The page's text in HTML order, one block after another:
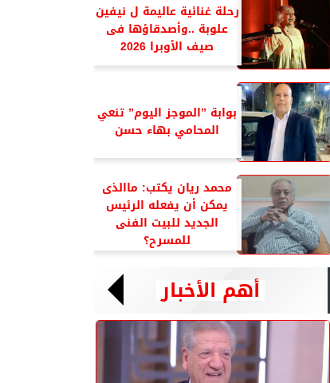
رحلة غنائية عاليمة ل نيفين
علوبة ..وأصدقاؤها فى
صيف الأوبرا 2026
بوابة ”الموجز اليوم” تنعي
المحامي بهاء حسن
محمد ريان يكتب: ماالذى
يمكن أن يفعله الرئيس
الجديد للبيت الفنى
للمسرح؟
أهم الأخبار